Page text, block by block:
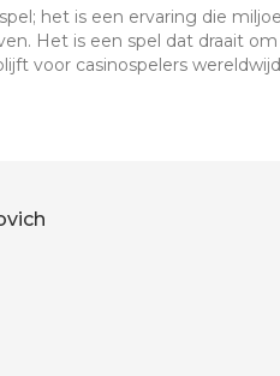
het is een ervaring die
Het is een spel dat draait
voor casinospelers